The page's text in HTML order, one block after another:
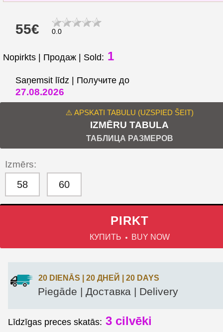
55€ 0.0
Nopirkts | Продаж | Sold: 1
Saņemsit līdz | Получите до
27.08.2026
⚠️ APSKATI TABULU (UZSPIED ŠEIT)
IZMĒRU TABULA
ТАБЛИЦА РАЗМЕРОВ
Izmērs:
58 60
PIRKT
КУПИТЬ BUY NOW
20 DIENĀS | 20 ДНЕЙ | 20 DAYS
Piegāde | Доставка | Delivery
Līdzīgas preces skatās: 3 cilvēki